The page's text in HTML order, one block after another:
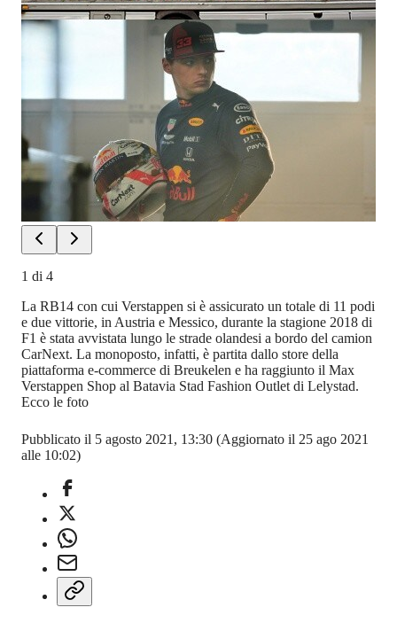
1 di 4
La RB14 con cui Verstappen si è assicurato un totale di 11 podi
e due vittorie, in Austria e Messico, durante la stagione 2018 di
F1 è stata avvistata lungo le strade olandesi a bordo del camion
CarNext. La monoposto, infatti, è partita dallo store della
piattaforma e-commerce di Breukelen e ha raggiunto il Max
Verstappen Shop al Batavia Stad Fashion Outlet di Lelystad.
Ecco le foto
Pubblicato il 5 agosto 2021, 13:30 (Aggiornato il 25 ago 2021
alle 10:02)